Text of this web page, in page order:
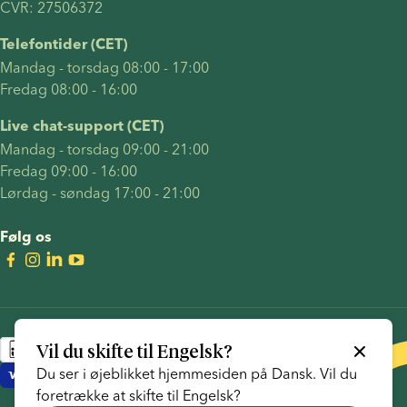
Vil du skifte tilEngelsk?
Du ser i øjeblikket hjemmesiden på Dansk. Vil du
foretrække at skifte til Engelsk?
CVR: 27506372
Telefontider (CET)
Mandag - torsdag 08:00 - 17:00
Fredag 08:00 - 16:00
Live chat-support (CET)
Mandag - torsdag 09:00 - 21:00
Fredag 09:00 - 16:00
Lørdag - søndag 17:00 - 21:00
Følg os